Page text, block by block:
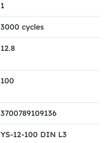
1
3000 cycles
12.8
100
3700789109136
YS-12-100 DIN L3